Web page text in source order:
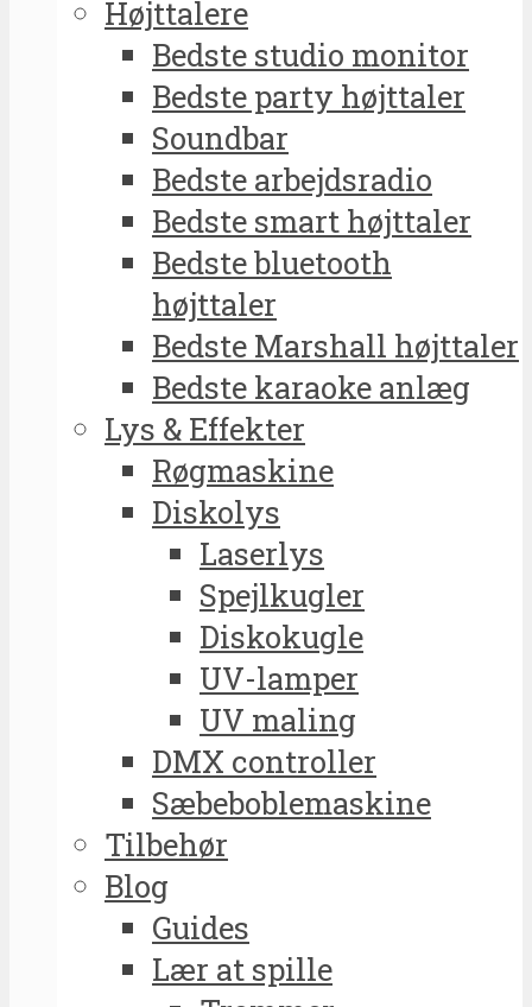
Højttalere
Bedste studio monitor
Bedste party højttaler
Soundbar
Bedste arbejdsradio
Bedste smart højttaler
Bedste bluetooth
højttaler
Bedste Marshall højttaler
Bedste karaoke anlæg
Lys & Effekter
Røgmaskine
Diskolys
Laserlys
Spejlkugler
Diskokugle
UV-lamper
UV maling
DMX controller
Sæbeboblemaskine
Tilbehør
Blog
Guides
Lær at spille